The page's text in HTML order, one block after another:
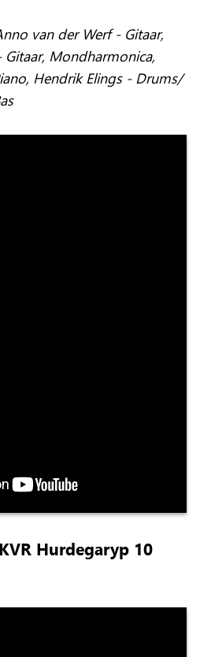
van der Werf - Gitaar,
Mondharmonica,
Hendrik Elings - Drums/
Hurdegaryp 10